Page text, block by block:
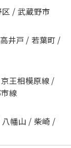
/ 武蔵野市
高井戸 / 若葉町 /
京王相模原線 /
線
八幡山 / 柴崎 /